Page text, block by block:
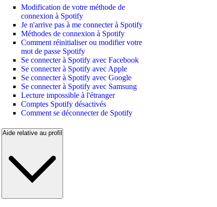
Modification de votre méthode de
connexion à Spotify
Je n'arrive pas à me connecter à Spotify
Méthodes de connexion à Spotify
Comment réinitialiser ou modifier votre
mot de passe Spotify
Se connecter à Spotify avec Facebook
Se connecter à Spotify avec Apple
Se connecter à Spotify avec Google
Se connecter à Spotify avec Samsung
Lecture impossible à l'étranger
Comptes Spotify désactivés
Comment se déconnecter de Spotify
Aide relative au profil